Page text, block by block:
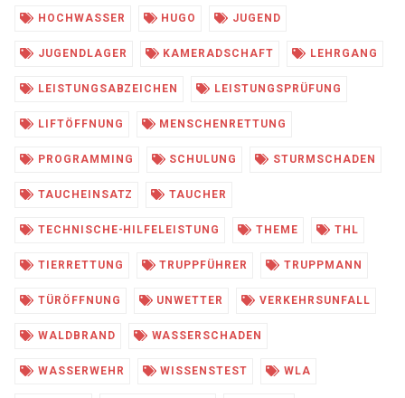
HOCHWASSER HUGO JUGEND
JUGENDLAGER KAMERADSCHAFT LEHRGANG
LEISTUNGSABZEICHEN LEISTUNGSPRÜFUNG
LIFTÖFFNUNG MENSCHENRETTUNG
PROGRAMMING SCHULUNG STURMSCHADEN
TAUCHEINSATZ TAUCHER
TECHNISCHE-HILFELEISTUNG THEME THL
TIERRETTUNG TRUPPFÜHRER TRUPPMANN
TÜRÖFFNUNG UNWETTER VERKEHRSUNFALL
WALDBRAND WASSERSCHADEN
WASSERWEHR WISSENSTEST WLA